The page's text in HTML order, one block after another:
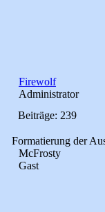
Firewolf
Administrator
Beiträge: 239
Formatierung der
McFrosty
Gast